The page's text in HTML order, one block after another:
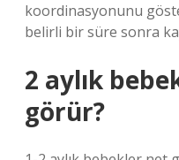
koordinasyonunu
belirli bir süre sonra
2 aylık
görür?